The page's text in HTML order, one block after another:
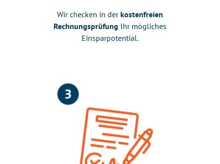
Wir checken in derkostenfreien
Rechnungsprüfung Ihr mögliches
Einsparpotential.